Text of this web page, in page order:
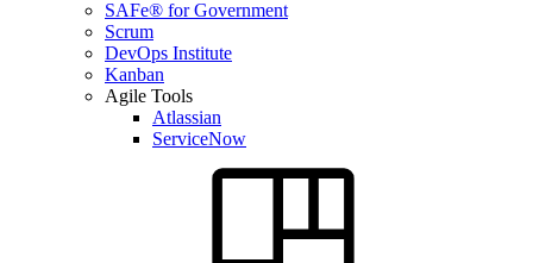
SAFe® for Government
Scrum
DevOps Institute
Kanban
Agile Tools
Atlassian
ServiceNow